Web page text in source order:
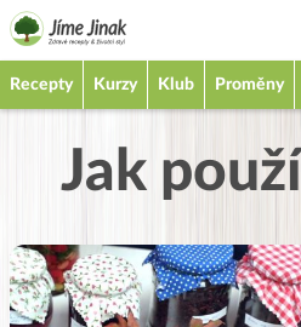
Recepty Kurzy Klub Proměny
Jak